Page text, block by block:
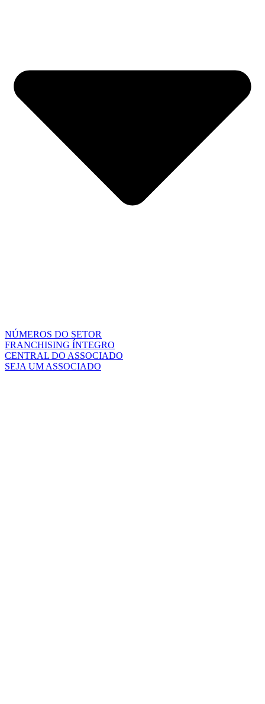
NÚMEROS DO SETOR
FRANCHISING ÍNTEGRO
CENTRAL DO ASSOCIADO
SEJA UM ASSOCIADO